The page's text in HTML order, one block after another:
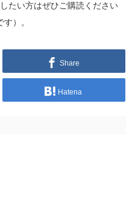
たい方はぜひご購読ください
す）。
Share
Hatena